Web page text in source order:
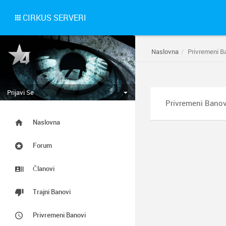
CIRKUS SERVERI
Prijavi Se
Naslovna
Forum
Članovi
Trajni Banovi
Privremeni Banovi
Naslovna Privremeni
Privremeni